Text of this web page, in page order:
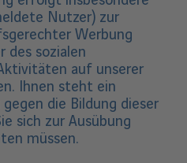
Nutzer) zur
Werbung
des sozialen
auf unserer
Ihnen steht ein
die Bildung dieser
sich zur Ausübung
müssen.